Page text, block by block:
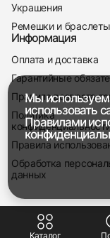
+7
Мы
Каталог
Украшения
Ремешки и браслеты
Информация
Оплата и доставка
Гарантийные
Правила возврата
Политика
Правила
Обработка
данных
Мы
использовать
Правилами